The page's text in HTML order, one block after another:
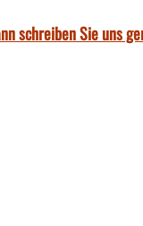
schreiben Sie uns